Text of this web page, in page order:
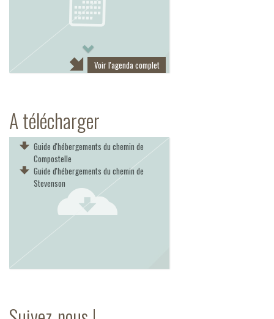
Voir l'agenda complet
A télécharger
Guide d'hébergements du chemin de
Compostelle
Guide d'hébergements du chemin de
Stevenson